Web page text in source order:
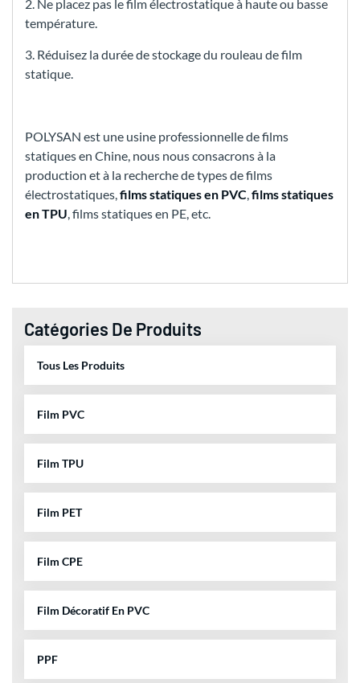
2. Ne placez pas le film électrostatique à haute ou basse
température.
3. Réduisez la durée de stockage du rouleau de film
statique.
POLYSAN est une usine professionnelle de films
statiques en Chine, nous nous consacrons à la
production et à la recherche de types de films
électrostatiques,films statiques en PVC,films statiques
en TPU, films statiques en PE, etc.
Catégories De Produits
Tous Les Produits
Film PVC
Film TPU
Film PET
Film CPE
Film Décoratif En PVC
PPF